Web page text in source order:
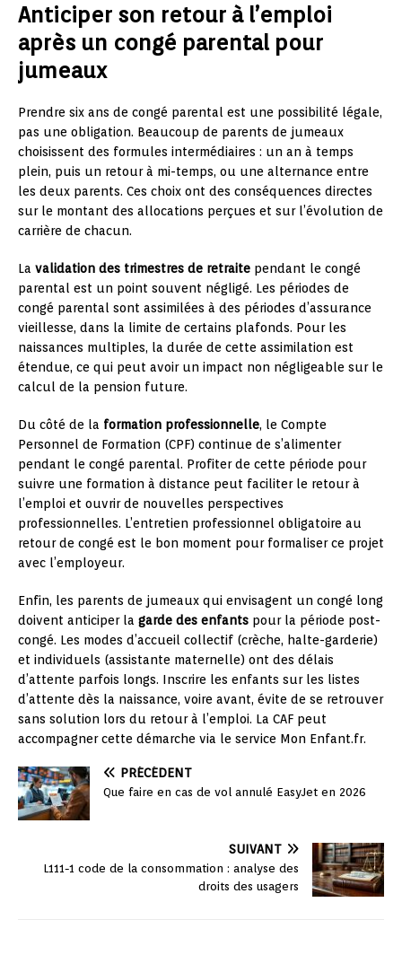
Anticiper son retour à l’emploi
après un congé parental pour
jumeaux
Prendre six ans de congé parental est une possibilité légale,
pas une obligation. Beaucoup de parents de jumeaux
choisissent des formules intermédiaires : un an à temps
plein, puis un retour à mi-temps, ou une alternance entre
les deux parents. Ces choix ont des conséquences directes
sur le montant des allocations perçues et sur l’évolution de
carrière de chacun.
La validation des trimestres de retraite pendant le congé
parental est un point souvent négligé. Les périodes de
congé parental sont assimilées à des périodes d’assurance
vieillesse, dans la limite de certains plafonds. Pour les
naissances multiples, la durée de cette assimilation est
étendue, ce qui peut avoir un impact non négligeable sur le
calcul de la pension future.
Du côté de la formation professionnelle, le Compte
Personnel de Formation (CPF) continue de s’alimenter
pendant le congé parental. Profiter de cette période pour
suivre une formation à distance peut faciliter le retour à
l’emploi et ouvrir de nouvelles perspectives
professionnelles. L’entretien professionnel obligatoire au
retour de congé est le bon moment pour formaliser ce projet
avec l’employeur.
Enfin, les parents de jumeaux qui envisagent un congé long
doivent anticiper la garde des enfants pour la période post-
congé. Les modes d’accueil collectif (crèche, halte-garderie)
et individuels (assistante maternelle) ont des délais
d’attente parfois longs. Inscrire les enfants sur les listes
d’attente dès la naissance, voire avant, évite de se retrouver
sans solution lors du retour à l’emploi. La CAF peut
accompagner cette démarche via le service Mon Enfant.fr.
PRÉCÉDENT
Que faire en cas de vol annulé EasyJet en 2026
SUIVANT
L111-1 code de la consommation : analyse des
droits des usagers